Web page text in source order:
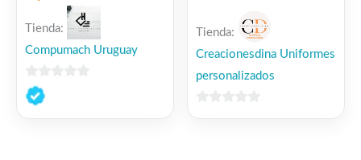
Tienda:
Compumach Uruguay
0
de
Tienda:
Creacionesdina Uniformes
personalizados